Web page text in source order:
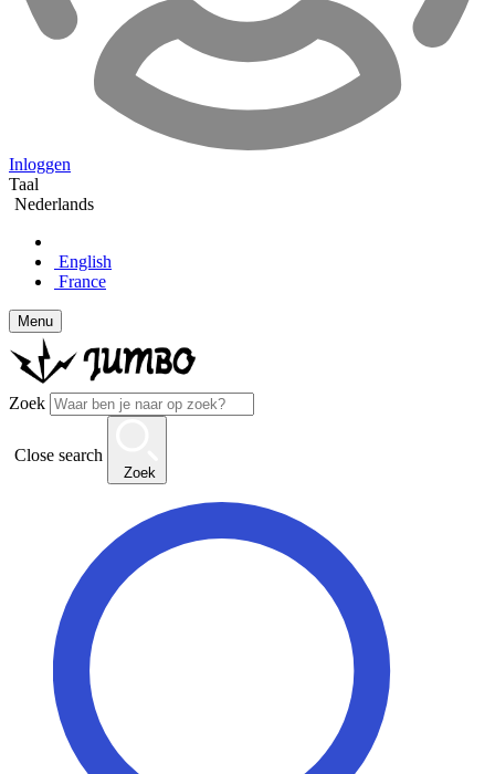
Inloggen
Taal
Nederlands
English
France
Menu
Zoek
Close search
Zoek